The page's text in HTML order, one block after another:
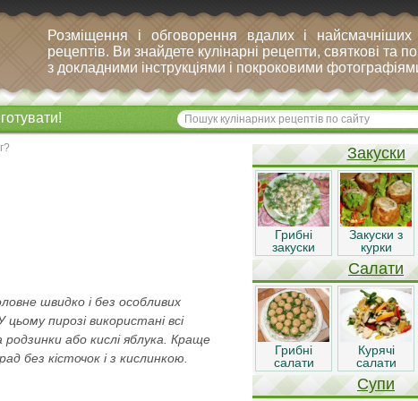
Розміщення і обговорення вдалих і
рецептів. Ви знайдете кулінарні рецепти, святкові та
з докладними інструкціями і покроковими
швидко і без особливих
пирозі використані всі
або кислі яблука. Краще
без кісточок і з кислинкою.
Закуски
Грибні
закуски
Закуски з
курки
Салати
Грибні
салати
Курячі
салати
Супи